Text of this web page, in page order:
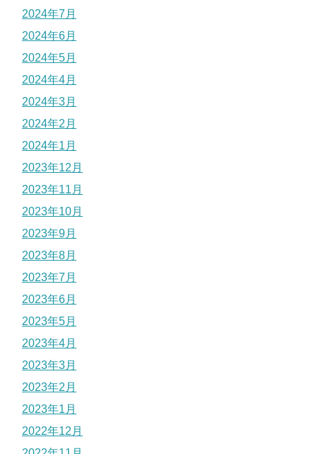
2024年7月
2024年6月
2024年5月
2024年4月
2024年3月
2024年2月
2024年1月
2023年12月
2023年11月
2023年10月
2023年9月
2023年8月
2023年7月
2023年6月
2023年5月
2023年4月
2023年3月
2023年2月
2023年1月
2022年12月